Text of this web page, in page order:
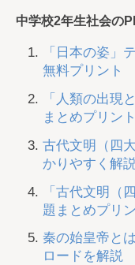
中学校2年生社会の
「日本の姿」
無料プリント
「人類の出現
まとめプリント
古代文明（四
かりやすく解説
「古代文明（
題まとめプリ
秦の始皇帝と
ロードを解説